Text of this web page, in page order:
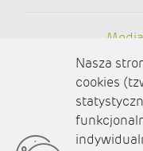
O nas
Nasza
cookies